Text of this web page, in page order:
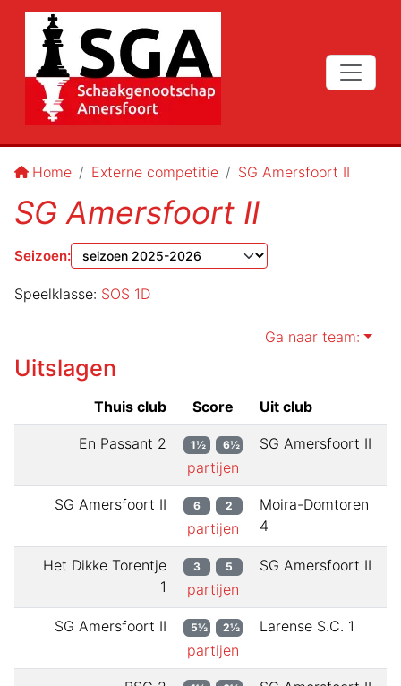
Home Externe competitie SG Amersfoort II
SG Amersfoort II
Seizoen:
Speelklasse: SOS 1D
Ga naar team:
Uitslagen
Thuis club Score Uit club
En Passant 2 1½ 6½
partijen
SG Amersfoort II
SG Amersfoort II 6 2
partijen
Moira-Domtoren
4
Het Dikke Torentje
1
3 5
partijen
SG Amersfoort II
SG Amersfoort II 5½ 2½
partijen
Larense S.C. 1